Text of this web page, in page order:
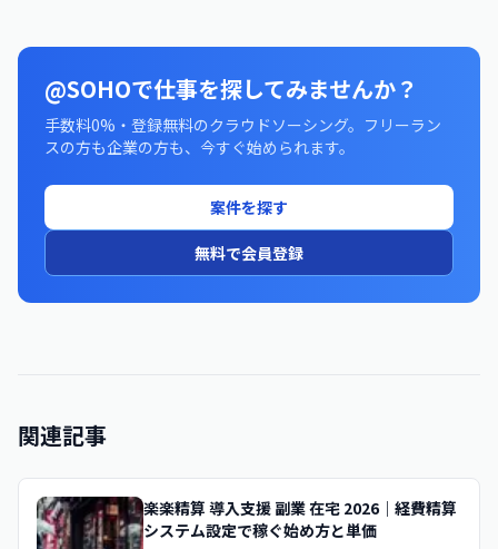
@SOHOで仕事を探してみませんか？
手数料0%・登録無料のクラウドソーシング。フリーラン
スの方も企業の方も、今すぐ始められます。
案件を探す
無料で会員登録
関連記事
楽楽精算 導入支援 副業 在宅 2026｜経費精算
システム設定で稼ぐ始め方と単価